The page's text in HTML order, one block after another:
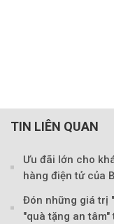
TIN LIÊN QUAN
Ưu đãi lớn cho
hàng điện tử của
Đón những giá trị
"quà tặng an tâm"